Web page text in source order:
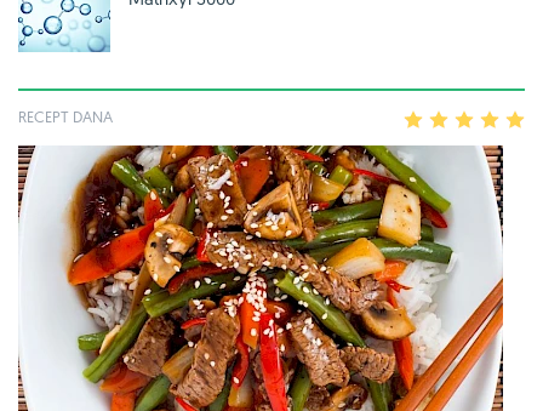
RECEPT DANA 2 3 4